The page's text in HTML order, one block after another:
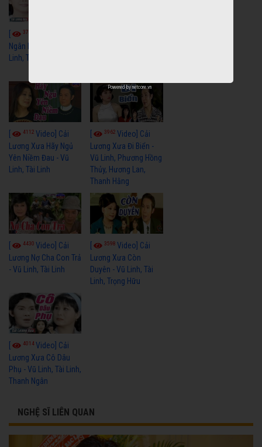
3765
Ngân Hà - Vũ Linh, Tài
Linh, Thoại Mỹ
4112 Video] Cải
Lương Xưa Hãy Ngủ
Yên Niềm Đau - Vũ
Linh, Tài Linh
3962Video] Cải
Lương Xưa Đi Biển -
Vũ Linh, Phương Hồng
Thủy, Hương Lan,
Thanh Hằng
4430 Video] Cải
Lương Nợ Cha Con Trả
- Vũ Linh, Tài Linh
3598Video] Cải
Lương Xưa Còn
Duyên - Vũ Linh, Tài
Linh, Trọng Hữu
[ 4014Video] Cải
Lương Xưa Cô Dâu
Phụ - Vũ Linh, Tài Linh,
Thanh Ngân
NGHỆ SĨ LIÊN QUAN
Powered by netcore.vn